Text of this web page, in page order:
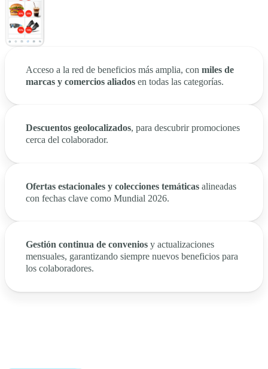
Acceso a la red de beneficios más amplia, conmiles de
marcas y comercios aliados en todas las categorías.
Descuentos geolocalizados, para descubrir promociones
cerca del colaborador.
Ofertas estacionales y colecciones temáticas alineadas
con fechas clave como Mundial 2026.
Gestión continua de convenios y actualizaciones
mensuales, garantizando siempre nuevos beneficios para
los colaboradores.